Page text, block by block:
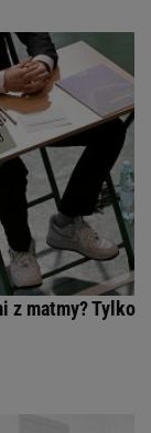
z matmy? Tylko